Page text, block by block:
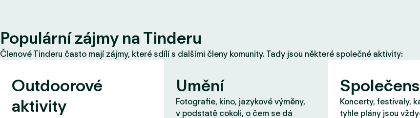
Populární zájmy na Tinderu
Členové Tinderu často mají zájmy, které sdílí s dalšími členy komunity. Tady jsou některé společné aktivity:
Outdoorové
aktivity
Umění
Fotografie, kino, jazykové výměny,
v podstatě cokoli, o čem se dá
Koncerty, festivaly,
tyhle plány jsou